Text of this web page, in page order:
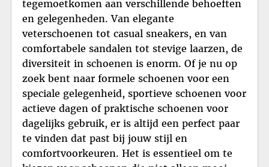
tegemoetkomen aan verschillende behoeften
en gelegenheden. Van elegante
veterschoenen tot casual sneakers, en van
comfortabele sandalen tot stevige laarzen, de
diversiteit in schoenen is enorm. Of je nu op
zoek bent naar formele schoenen voor een
speciale gelegenheid, sportieve schoenen voor
actieve dagen of praktische schoenen voor
dagelijks gebruik, er is altijd een perfect paar
te vinden dat past bij jouw stijl en
comfortvoorkeuren. Het is essentieel om te